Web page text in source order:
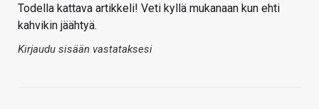
Todella kattava artikkeli! Veti kyllä mukanaan kun ehti
kahvikin jäähtyä.
Kirjaudu sisään vastataksesi